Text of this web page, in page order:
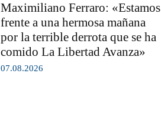
Maximiliano Ferraro: «Estamos
frente a una hermosa mañana
por la terrible derrota que se ha
comido La Libertad Avanza»
07.08.2026